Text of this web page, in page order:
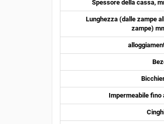
Spessore della cassa,
Lunghezza (dalle zampe
zampe)
Impermeabile fino